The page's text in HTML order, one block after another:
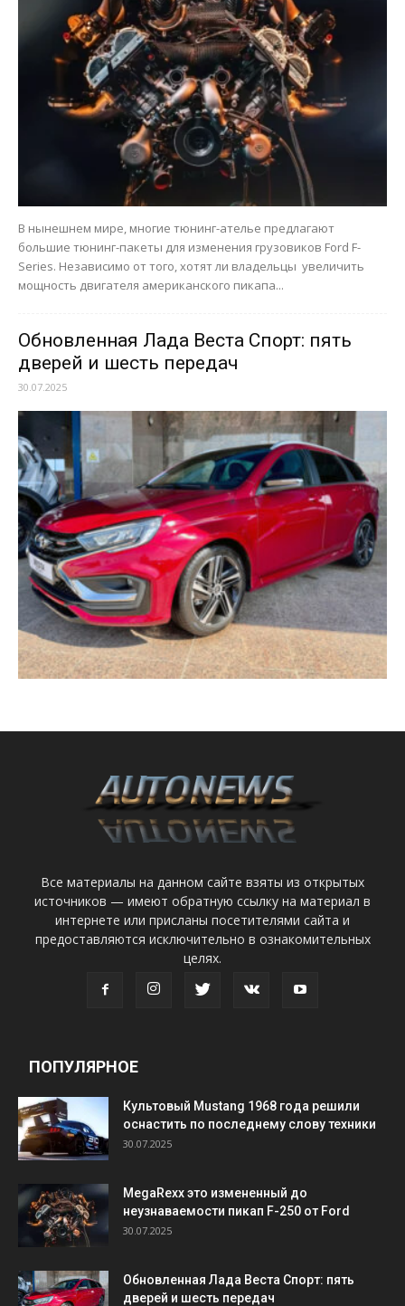
В нынешнем мире, многие тюнинг-ателье предлагают
большие тюнинг-пакеты для изменения грузовиков Ford F-
Series. Независимо от того, хотят ли владельцы увеличить
мощность двигателя американского пикапа...
Обновленная Лада Веста Спорт: пять
дверей и шесть передач
30.07.2025
Все материалы на данном сайте взяты из открытых
источников — имеют обратную ссылку на материал в
интернете или присланы посетителями сайта и
предоставляются исключительно в ознакомительных
целях.
ПОПУЛЯРНОЕ
Культовый Mustang 1968 года решили
оснастить по последнему слову техники
30.07.2025
MegaRexx это измененный до
неузнаваемости пикап F-250 от Ford
30.07.2025
Обновленная Лада Веста Спорт: пять
дверей и шесть передач